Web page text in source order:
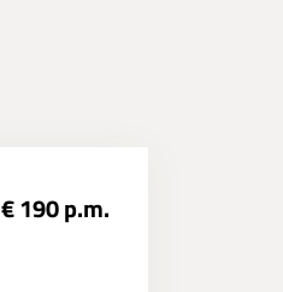
€ 190 p.m.